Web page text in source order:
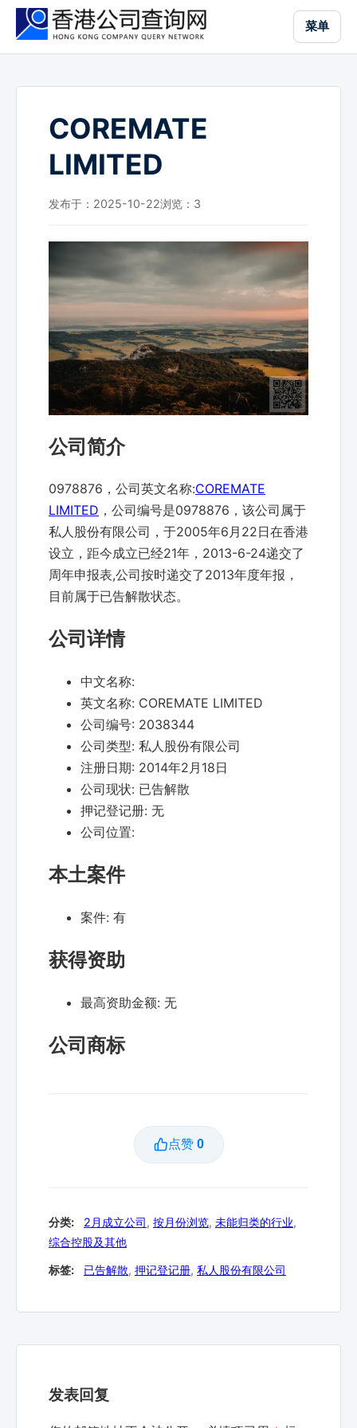
菜单
COREMATE
LIMITED
发布于：2025-10-22浏览： 3
公司简介
0978876，公司英文名称:COREMATE
LIMITED ，公司编号是0978876，该公司属于
私人股份有限公司，于2005年6月22日在香港
设立，距今成立已经21年，2013-6-24递交了
周年申报表,公司按时递交了2013年度年报，
目前属于已告解散状态。
公司详情
中文名称:
英文名称: COREMATE LIMITED
公司编号: 2038344
公司类型: 私人股份有限公司
注册日期: 2014年2月18日
公司现状: 已告解散
押记登记册: 无
公司位置:
本土案件
案件: 有
获得资助
最高资助金额: 无
公司商标
点赞 0
分类: 2月成立公司, 按月份浏览, 未能归类的行业,
综合控股及其他
标签: 已告解散, 押记登记册, 私人股份有限公司
发表回复